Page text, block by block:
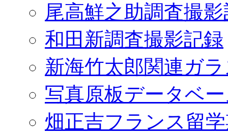
尾高鮮之助調査撮
和田新調査撮影記録
新海竹太郎関連ガ
写真原板データベ
畑正吉フランス留